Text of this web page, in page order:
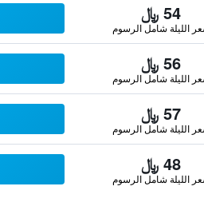
54 ﷼
الليلة شامل الرسوم
56 ﷼
الليلة شامل الرسوم
57 ﷼
الليلة شامل الرسوم
48 ﷼
الليلة شامل الرسوم